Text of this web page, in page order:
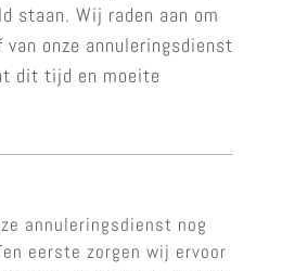
staan. Wij raden aan om
onze annuleringsdienst
dit tijd en moeite
annuleringsdienst nog
eerste zorgen wij ervoor